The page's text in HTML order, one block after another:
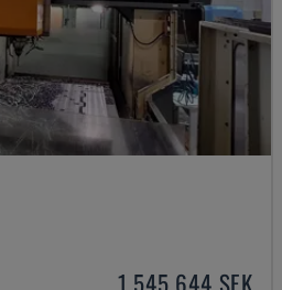
1 545 644 SEK